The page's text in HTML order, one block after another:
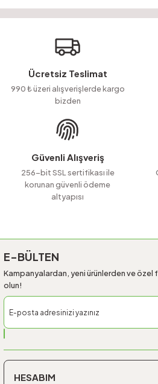
Soru Sor
Görüş ve önerileriniz için teşekkür ederiz.
Ürün resmi kalitesiz, bozuk veya
Ürün açıklamasında eksik bilgiler
Ürün bilgilerinde hatalar bulunuyor.
Ürün fiyatı diğer sitelerden daha pahalı.
Bu ürüne benzer farklı alternatifler olmalı.
Ücretsiz Teslimat
990 ₺ üzeri alışverişlerde kargo
bizden
Güvenli Alışveriş
256-bit SSL sertifikası ile
korunan güvenli ödeme
altyapısı
E-BÜLTEN
Kampanyalardan, yeni ürünlerden ve özel
olun!
HESABIM